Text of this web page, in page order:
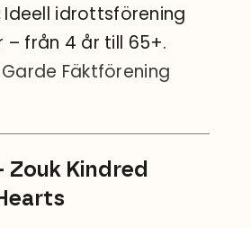
Ideell idrottsförening
från 4 år till 65+.
Garde Fäktförening
Zouk Kindred